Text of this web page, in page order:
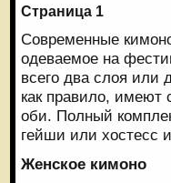
Страница 1
Современные
одеваемое на
всего два слоя или
как правило, имеют
оби. Полный
гейши или хостесс
Женское кимоно